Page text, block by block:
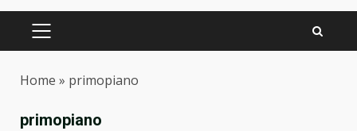
PRIMARY
Home » primopiano
primopiano